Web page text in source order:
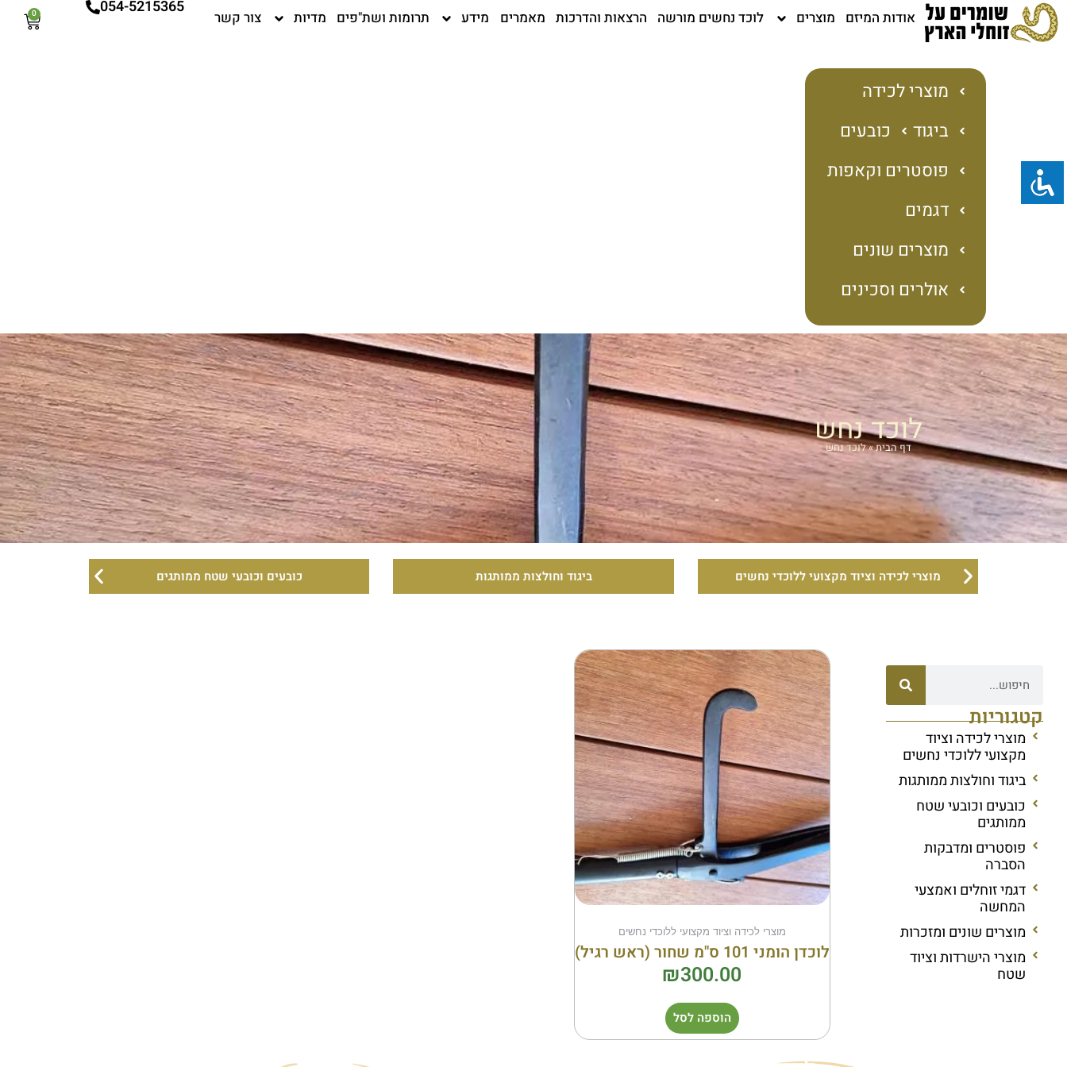
דילוג
לתוכן
אודות המיזם מוצרים לוכד נחשים מורשה הרצאות והדרכות מאמרים מידע תרומות ושת"פים מדיות צור קשר
054-5215365
0
עגלת
קניות
מוצרי לכידה
ביגוד
כובעים
פוסטרים וקאפות
דגמים
מוצרים שונים
אולרים וסכינים
לוכד נחש
דף הבית»לוכד נחש
מוצרי לכידה וציוד מקצועי ללוכדי נחשים ביגוד וחולצות ממותגות כובעים וכובעי שטח ממותגים
קטגוריות
מוצרי לכידה וציוד
מקצועי ללוכדי נחשים
ביגוד וחולצות ממותגות
כובעים וכובעי שטח
ממותגים
פוסטרים ומדבקות
הסברה
דגמי זוחלים ואמצעי
המחשה
מוצרים שונים ומזכרות
מוצרי הישרדות וציוד
שטח
מוצרי לכידה וציוד מקצועי ללוכדי נחשים
לוכדן הומני 101 ס"מ שחור (ראש רגיל)
₪300.00
הוספה לסל